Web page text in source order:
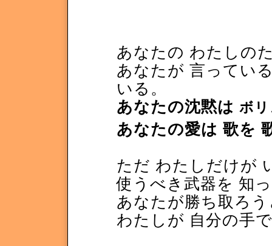
あなたの わたしの
あなたが 言ってい
いる。
あなたの沈黙は ボ
あなたの愛は 歌を
ただ わたしだけが
使うべき武器を 知
あなたが勝ち取ろ
わたしが 自分の手